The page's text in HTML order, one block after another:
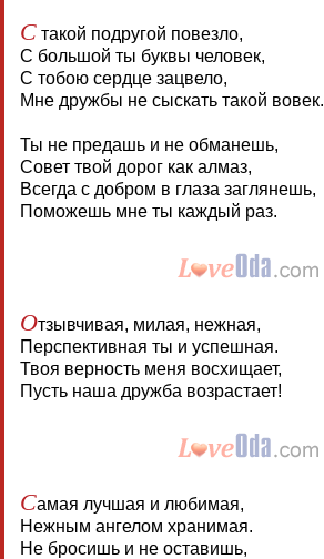
Стакой подругой повезло,
С большой ты буквы человек,
С тобою сердце зацвело,
Мне дружбы не сыскать такой вовек.
Ты не предашь и не обманешь,
Совет твой дорог как алмаз,
Всегда с добром в глаза заглянешь,
Поможешь мне ты каждый раз.
Отзывчивая, милая, нежная,
Перспективная ты и успешная.
Твоя верность меня восхищает,
Пусть наша дружба возрастает!
Самая лучшая и любимая,
Нежным ангелом хранимая.
Не бросишь и не оставишь,